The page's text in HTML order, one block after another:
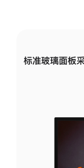
标准玻璃面板